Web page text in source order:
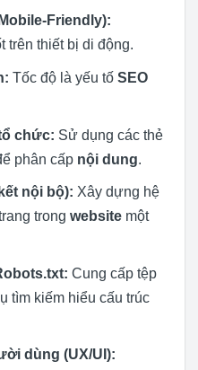
Friendly):
trên thiết bị di động.
Tốc độ là yếu tố SEO
chức: Sử dụng các thẻ
phân cấp nội dung.
nội bộ): Xây dựng hệ
trong websitemột
Cung cấp tệp
tìm kiếm hiểu cấu trúc
dùng (UX/UI):